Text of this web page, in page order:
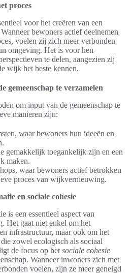
proces
voor het creëren van een
bewoners actief deelnemen
voelen zij zich meer verbonden
omgeving. Het is voor hen
te delen, aangezien zij
wijk het beste kennen.
gemeenschap te verzamelen
om input van de gemeenschap te
manieren zijn:
waar bewoners hun ideeën en
gemakkelijk toegankelijk zijn en een
maken.
waar bewoners actief betrokken
proces van wijkvernieuwing.
en sociale cohesie
is een essentieel aspect van
Het gaat niet enkel om het
infrastructuur, maar ook om het
zowel ecologisch als sociaal
de focus op het sociale cohesie
Wanneer inwoners zich met
voelen, zijn ze meer geneigd